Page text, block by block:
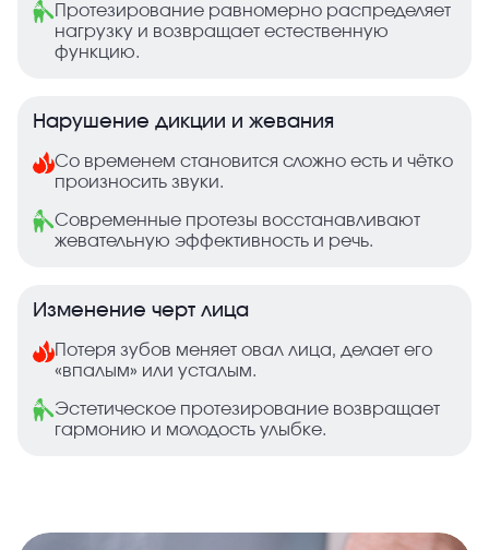
Протезирование равномерно распределяет
нагрузку и возвращает естественную
функцию.
Нарушение дикции и жевания
Со временем становится сложно есть и чётко
произносить звуки.
Современные протезы восстанавливают
жевательную эффективность и речь.
Изменение черт лица
Потеря зубов меняет овал лица, делает его
«впалым» или усталым.
Эстетическое протезирование возвращает
гармонию и молодость улыбке.